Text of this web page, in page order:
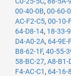
00-40-0B, 00-60-
AC-F2-C5, 00-10-
64-D8-14, 18-33-
D4-A0-2A, 64-9E-
B8-62-1F, 40-55-
58-BC-27, A8-B1-
F4-AC-C1 , 64-16-